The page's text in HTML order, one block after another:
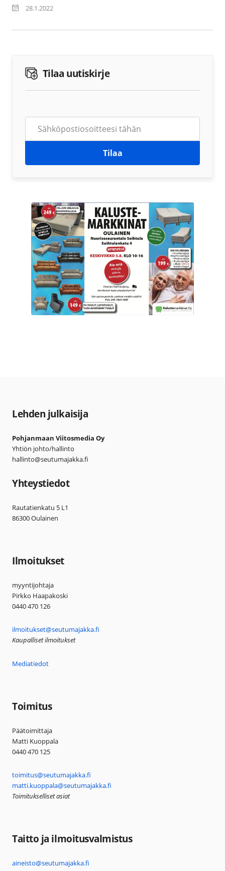
28.1.2022
Tilaa uutiskirje
Tilaa
Lehden julkaisija
Pohjanmaan Viitosmedia Oy
Yhtiön johto/hallinto
hallinto@seutumajakka.fi
Yhteystiedot
Rautatienkatu 5 L1
86300 Oulainen
Ilmoitukset
myyntijohtaja
Pirkko Haapakoski
0440 470 126
ilmoitukset@seutumajakka.fi
Kaupalliset ilmoitukset
Mediatiedot
Toimitus
Päätoimittaja
Matti Kuoppala
0440 470 125
toimitus@seutumajakka.fi
matti.kuoppala@seutumajakka.fi
Toimitukselliset asiat
Taitto ja ilmoitusvalmistus
aineisto@seutumajakka.fi